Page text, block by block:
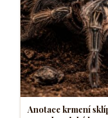
Anotace krmení